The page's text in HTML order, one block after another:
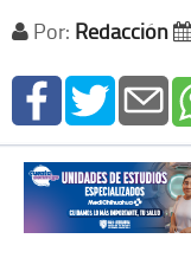
Por: Redacción